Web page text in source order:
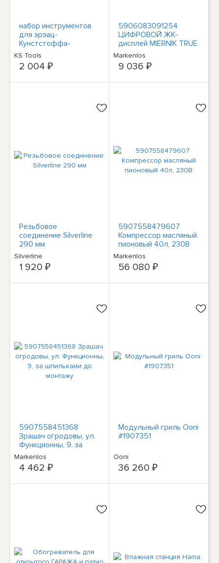
набор инструментов
для эрзац-
Кунстстоффа-
Шаберклингена, 10
штук в упаковке, KS
Tools 911.8128
KS Tools
2 004 ₽
5906083091254
ЦИФРОВОЙ ЖК-
дисплей MIERNIK TRUE
RMS YATO
Markenlos
9 036 ₽
Резьбовое
соединение Silverline
290 мм
Silverline
1 920 ₽
5907558479607
Компрессор масляный
пионовый 40л, 230В
Markenlos
56 080 ₽
5907558451368
Зрашач огродовы, ул.
Функционны, 9, за
шпильками до
монтажу
Markenlos
4 462 ₽
Модульный гриль Ooni
#1907351
Ooni
36 260 ₽